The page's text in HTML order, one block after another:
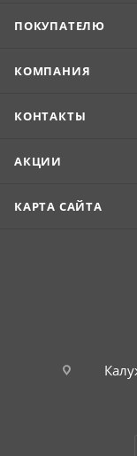
ПОКУПАТЕЛЮ
КОМПАНИЯ
КОНТАКТЫ
АКЦИИ
КАРТА САЙТА